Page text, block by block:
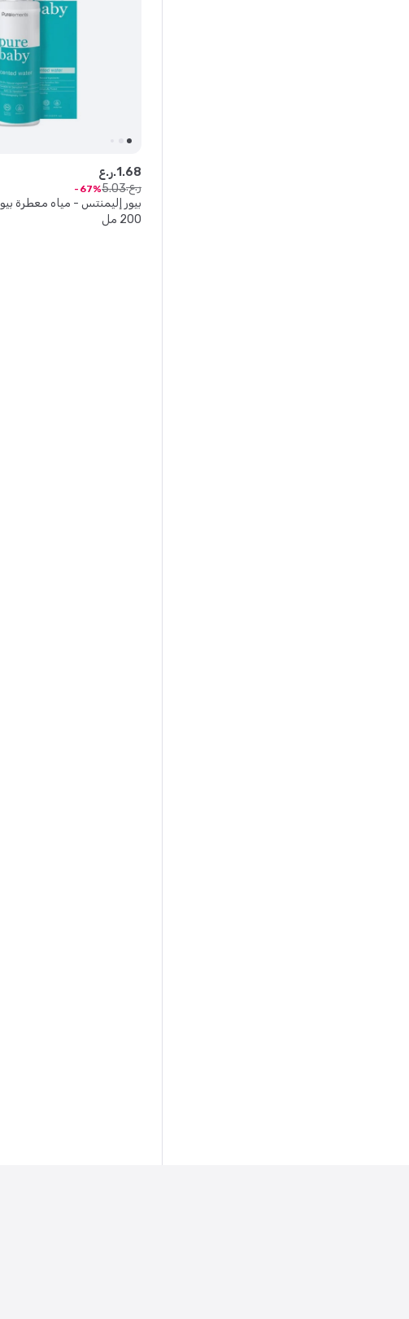
بيور إليمنتس - مياه معطرة
200 مل
ر.ع.1 .68
ر.ع.
5.03
67